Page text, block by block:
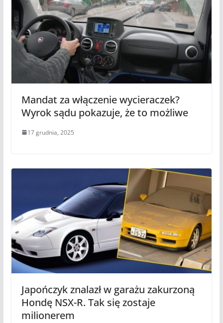
Mandat za włączenie wycieraczek?
Wyrok sądu pokazuje, że to możliwe
17 grudnia, 2025
Japończyk znalazł w garażu zakurzoną
Hondę NSX-R. Tak się zostaje
milionerem